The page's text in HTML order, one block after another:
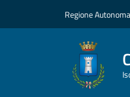
Regione